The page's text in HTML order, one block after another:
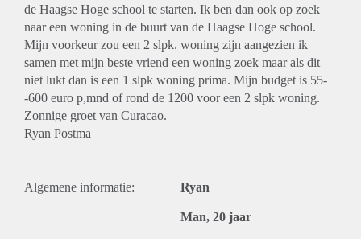
de Haagse Hoge school te starten. Ik ben dan ook op zoek
naar een woning in de buurt van de Haagse Hoge school.
Mijn voorkeur zou een 2 slpk. woning zijn aangezien ik
samen met mijn beste vriend een woning zoek maar als dit
niet lukt dan is een 1 slpk woning prima. Mijn budget is 55-
-600 euro p,mnd of rond de 1200 voor een 2 slpk woning.
Zonnige groet van Curacao.
Ryan Postma
Algemene informatie: Ryan
Man, 20 jaar